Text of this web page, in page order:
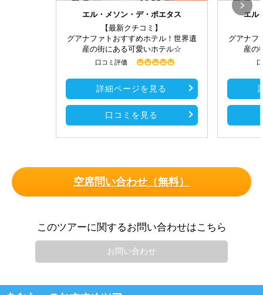
エル・メソン・デ・ポエタス
【最新クチコミ】
グアナファトおすすめホテル！世界遺
産の街にある可愛いホテル☆
口コミ評価
詳細ページを見る
口コミを見る
エル
グアナフ
産の
空席問い合わせ（無料）
このツアーに関するお問い合わせはこちら
お問い合わせ